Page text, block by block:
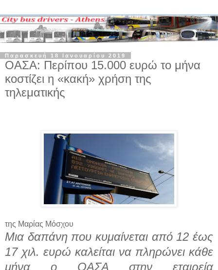
Παρασκευή 18 Ιανουαρίου 2019
ΟΑΣΑ: Περίπου 15.000 ευρώ το μήνα
κοστίζει η «κακή» χρήση της
τηλεματικής
της Μαρίας Μόσχου
Μια δαπάνη που κυμαίνεται από 12 έως
17 χιλ. ευρώ καλείται να πληρώνει κάθε
μήνα ο ΟΑΣΑ στην εταιρεία